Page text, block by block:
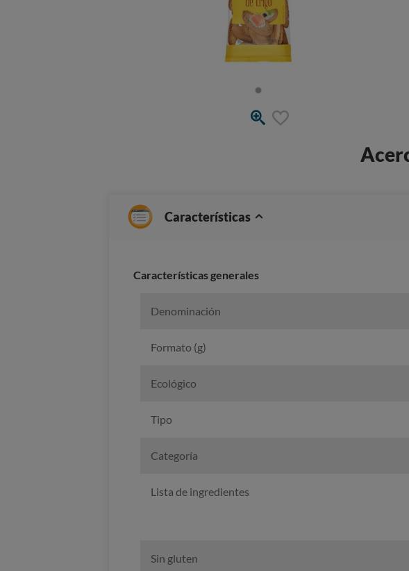
Características
Características generales
Denominación
Formato (g)
Ecológico
Tipo
Categoría
Lista de ingredientes
Sin gluten